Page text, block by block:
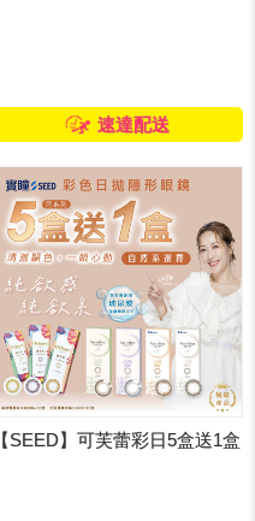
速達配送
【SEED】可芙蕾彩日5盒送1盒